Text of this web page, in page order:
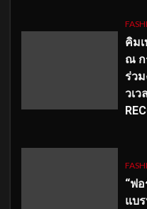
คิม
ณ ก
ร่ว
วเว
“ฟ
แบ